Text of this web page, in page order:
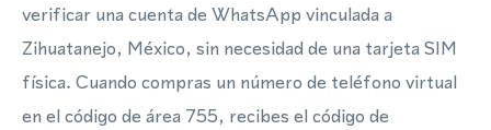
verificar una cuenta de WhatsApp vinculada a
Zihuatanejo, México, sin necesidad de una tarjeta SIM
física. Cuando compras un número de teléfono virtual
en el código de área 755, recibes el código de